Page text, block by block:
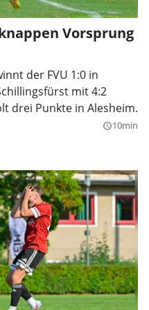
Vorsprung
der FVU 1:0 in
mit 4:2
drei Punkte in Alesheim.
query_builder10min